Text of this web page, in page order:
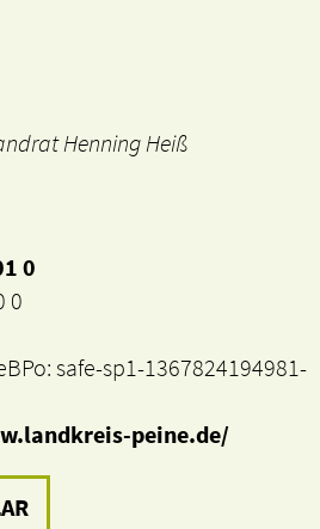
Henning Heiß
0
0
safe-sp1-1367824194981-
peine.de/